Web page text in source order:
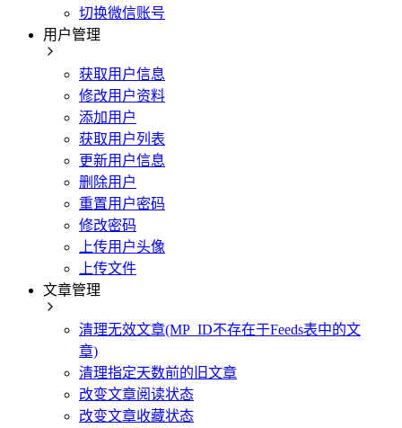
切换微信账号
用户管理
获取用户信息
修改用户资料
添加用户
获取用户列表
更新用户信息
删除用户
重置用户密码
修改密码
上传用户头像
上传文件
文章管理
清理无效文章(MP_ID不存在于Feeds表中的文
章)
清理指定天数前的旧文章
改变文章阅读状态
改变文章收藏状态